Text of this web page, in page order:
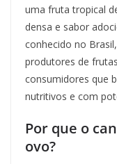
uma fruta tropical
densa e sabor
conhecido no
produtores de
consumidores que
nutritivos e com
Por que o
ovo?